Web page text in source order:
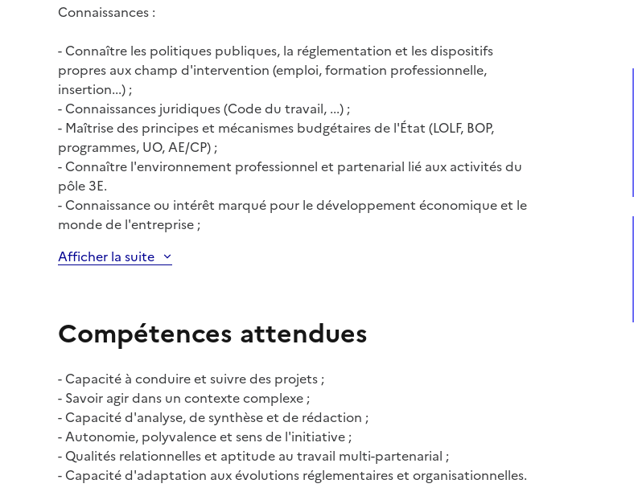
Connaissances :
- Connaître les politiques publiques, la réglementation et les dispositifs
propres aux champ d'intervention (emploi, formation professionnelle,
insertion...) ;
- Connaissances juridiques (Code du travail, ...) ;
- Maîtrise des principes et mécanismes budgétaires de l'État (LOLF, BOP,
programmes, UO, AE/CP) ;
- Connaître l'environnement professionnel et partenarial lié aux activités du
pôle 3E.
- Connaissance ou intérêt marqué pour le développement économique et le
monde de l'entreprise ;
Afficher la suite
Compétences attendues
- Capacité à conduire et suivre des projets ;
- Savoir agir dans un contexte complexe ;
- Capacité d'analyse, de synthèse et de rédaction ;
- Autonomie, polyvalence et sens de l'initiative ;
- Qualités relationnelles et aptitude au travail multi-partenarial ;
- Capacité d'adaptation aux évolutions réglementaires et organisationnelles.